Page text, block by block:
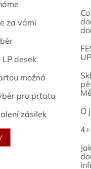
za vámi
desek
možná
pro prťata
zásilek
O